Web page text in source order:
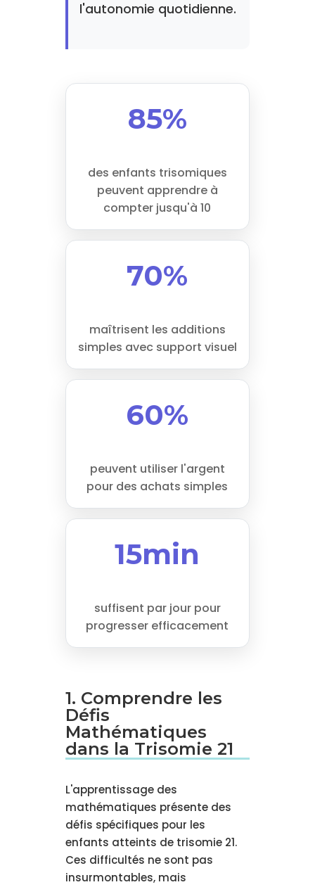
l'autonomie quotidienne.
85%
des enfants trisomiques
peuvent apprendre à
compter jusqu'à 10
70%
maîtrisent les additions
simples avec support visuel
60%
peuvent utiliser l'argent
pour des achats simples
15min
suffisent par jour pour
progresser efficacement
1. Comprendre les
Défis
Mathématiques
dans la Trisomie 21
L'apprentissage des
mathématiques présente des
défis spécifiques pour les
enfants atteints de trisomie 21.
Ces difficultés ne sont pas
insurmontables, mais